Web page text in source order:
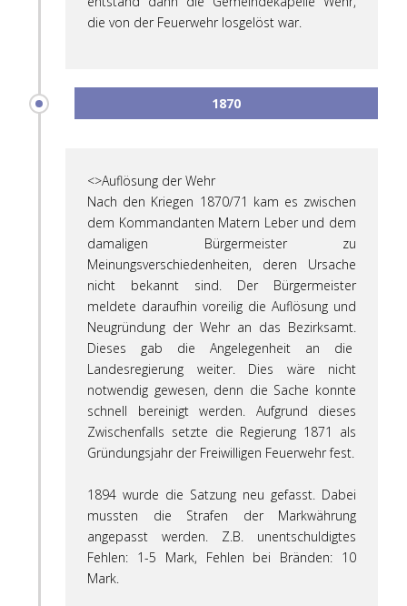
die von der Feuerwehr losgelöst war.
1870
<>Auflösung der Wehr
Nach den Kriegen 1870/71 kam es zwischen
dem Kommandanten Matern Leber und dem
damaligen Bürgermeister zu
Meinungsverschiedenheiten, deren Ursache
nicht bekannt sind. Der Bürgermeister
meldete daraufhin voreilig die Auflösung und
Neugründung der Wehr an das Bezirksamt.
Dieses gab die Angelegenheit an die
Landesregierung weiter. Dies wäre nicht
notwendig gewesen, denn die Sache konnte
schnell bereinigt werden. Aufgrund dieses
Zwischenfalls setzte die Regierung 1871 als
Gründungsjahr der Freiwilligen Feuerwehr fest.
1894 wurde die Satzung neu gefasst. Dabei
mussten die Strafen der Markwährung
angepasst werden. Z.B. unentschuldigtes
Fehlen: 1-5 Mark, Fehlen bei Bränden: 10
Mark.